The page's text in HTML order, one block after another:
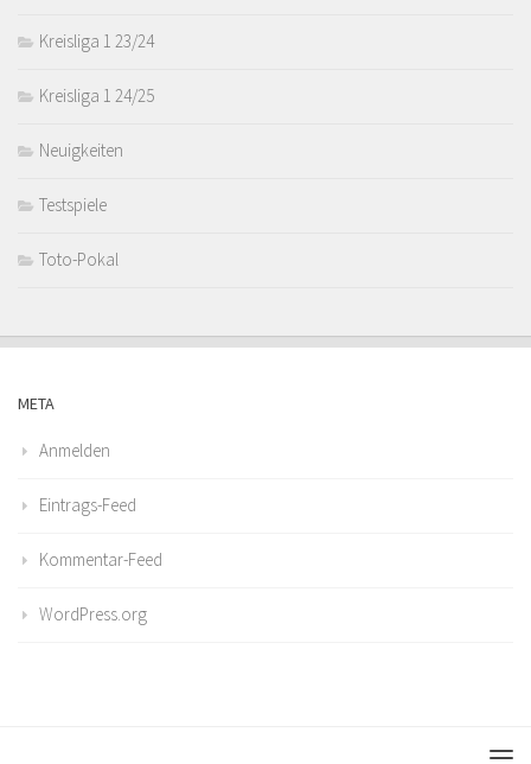
Kreisliga 1 23/24
Kreisliga 1 24/25
Neuigkeiten
Testspiele
Toto-Pokal
META
Anmelden
Eintrags-Feed
Kommentar-Feed
WordPress.org